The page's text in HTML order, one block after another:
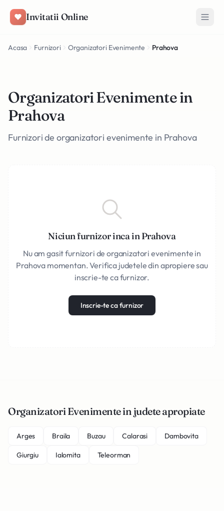
Invitatii Online
Acasa Furnizori Organizatori Evenimente Prahova
Organizatori Evenimente in
Prahova
Furnizori de organizatori evenimente in Prahova
Niciun furnizor inca in Prahova
Nu am gasit furnizori de organizatori evenimente in
Prahova momentan. Verifica judetele din apropiere sau
inscrie-te ca furnizor.
Inscrie-te ca furnizor
Organizatori Evenimente in judete apropiate
Arges Braila Buzau Calarasi Dambovita
Giurgiu Ialomita Teleorman